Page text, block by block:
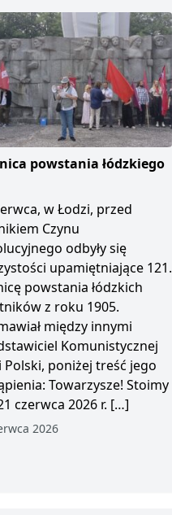
powstania łódzkiego
w Łodzi, przed
Czynu
odbyły się
upamiętniające 121.
powstania łódzkich
z roku 1905.
między innymi
Komunistycznej
Polski, poniżej treść jego
Towarzysze! Stoimy
czerwca 2026 r. […]
2026